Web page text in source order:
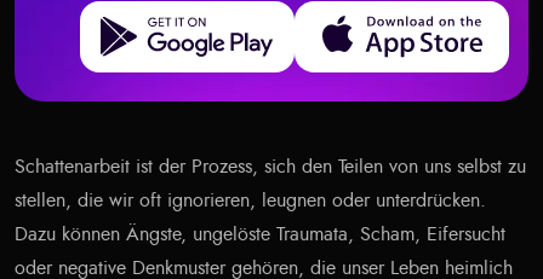
Get it on Google Play Download on the App Store
Schattenarbeit ist der Prozess, sich den Teilen von uns selbst zu
stellen, die wir oft ignorieren, leugnen oder unterdrücken.
Dazu können Ängste, ungelöste Traumata, Scham, Eifersucht
oder negative Denkmuster gehören, die unser Leben heimlich